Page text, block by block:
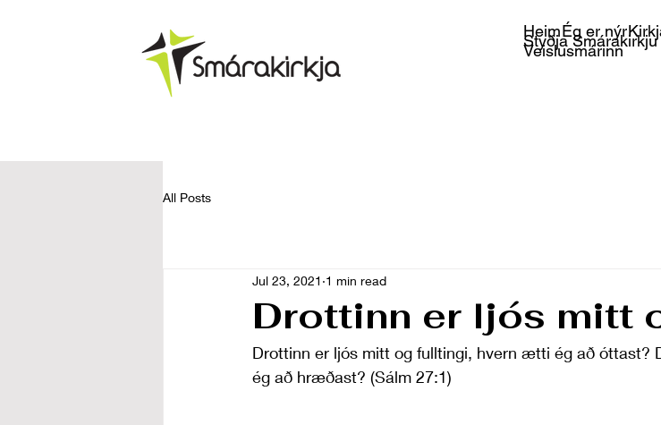
HeimÉg er nýr
Styðja Smárakirkju
Veislusmárinn
All Posts
Drottinn er ljós mitt
Jul 23, 2021 1 min read
Drottinn er ljós mitt og fulltingi, hvern ætti ég að óttast?
ég að hræðast? (Sálm 27:1)